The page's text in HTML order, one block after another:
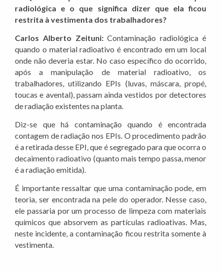
radiológica e o que significa dizer que ela ficou
restrita à vestimenta dos trabalhadores?
Carlos Alberto Zeituni:Contaminação radiológica é
quando o material radioativo é encontrado em um local
onde não deveria estar. No caso específico do ocorrido,
após a manipulação de material radioativo, os
trabalhadores, utilizando EPIs (luvas, máscara, propé,
toucas e avental), passam ainda vestidos por detectores
de radiação existentes na planta.
Diz-se que há contaminação quando é encontrada
contagem de radiação nos EPIs. O procedimento padrão
é a retirada desse EPI, que é segregado para que ocorra o
decaimento radioativo (quanto mais tempo passa, menor
é a radiação emitida).
É importante ressaltar que uma contaminação pode, em
teoria, ser encontrada na pele do operador. Nesse caso,
ele passaria por um processo de limpeza com materiais
químicos que absorvem as partículas radioativas. Mas,
neste incidente, a contaminação ficou restrita somente à
vestimenta.